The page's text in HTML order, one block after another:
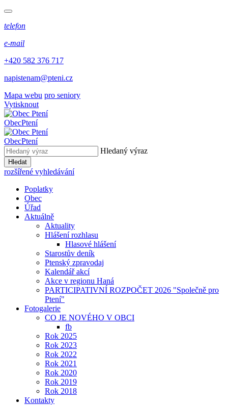
telefon
e-mail
+420 582 376 717
napistenam@pteni.cz
Mapa webu pro seniory
Vytisknout
ObecPtení
ObecPtení
Hledaný výraz
Hledat
rozšířené vyhledávání
Poplatky
Obec
Úřad
Aktuálně
Aktuality
Hlášení rozhlasu
Hlasové hlášení
Starostův deník
Ptenský zpravodaj
Kalendář akcí
Akce v regionu Haná
PARTICIPATIVNÍ ROZPOČET 2026 "Společně pro
Ptení"
Fotogalerie
CO JE NOVÉHO V OBCI
fb
Rok 2025
Rok 2023
Rok 2022
Rok 2021
Rok 2020
Rok 2019
Rok 2018
Kontakty